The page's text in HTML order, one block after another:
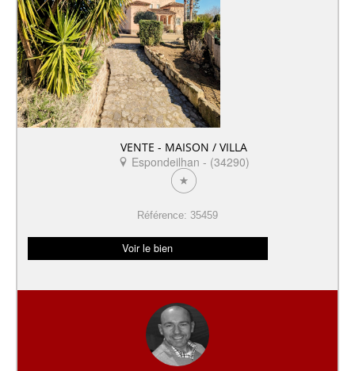
VENTE - MAISON / VILLA
Espondeilhan - (34290)
Référence: 35459
Voir le bien